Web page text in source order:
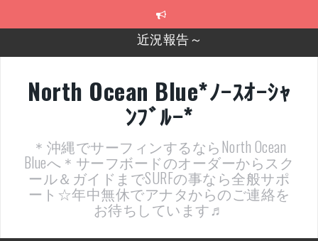
2026年明けました〜
近況報告ww
ヤッチマッターーーー！！！
支部長就任報告と支部予選・検定開催決定！
近況報告～
North Ocean Blue*ﾉｰｽｵｰｼｬ
ﾝﾌﾞﾙｰ*
＊沖縄でサーフィンするならNorth Ocean
Blueへ＊サーフボードのオーダーからスク
ール＆ガイドまでSURFの事なら全般サポ
ート☆年中無休でアナタからのご連絡を
お待ちしています♬